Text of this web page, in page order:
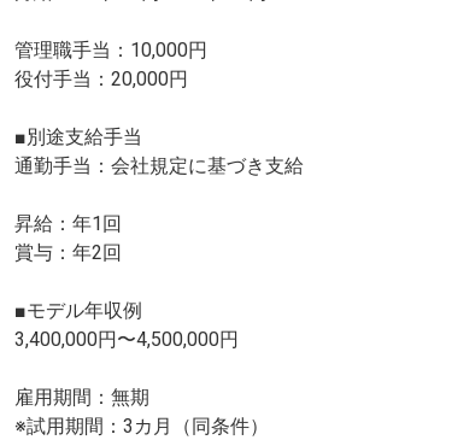
管理職手当：10,000円
役付手当：20,000円
■別途支給手当
通勤手当：会社規定に基づき支給
昇給：年1回
賞与：年2回
■モデル年収例
3,400,000円〜4,500,000円
雇用期間：無期
※試用期間：3カ月（同条件）